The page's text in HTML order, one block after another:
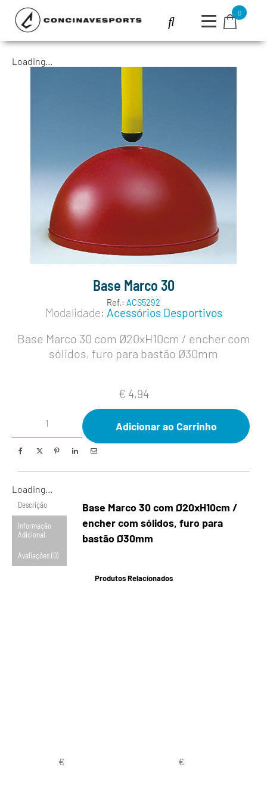
0
Loading...
Base Marco 30
Ref.: ACS5292
Modalidade: Acessórios Desportivos
Base Marco 30 com Ø20xH10cm / encher com
sólidos, furo para bastão Ø30mm
€ 4,94
Adicionar ao Carrinho
Loading...
Descrição
Informação
Adicional
Avaliações (0)
Base Marco 30 com Ø20xH10cm /
encher com sólidos, furo para
bastão Ø30mm
Produtos Relacionados